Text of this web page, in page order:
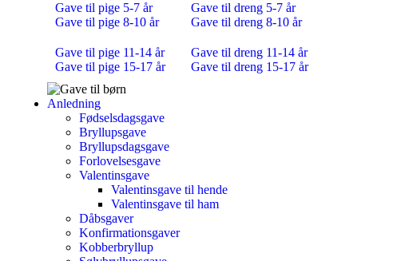
Gave til pige 5-7 år
Gave til pige 8-10 år
Gave til pige 11-14 år
Gave til pige 15-17 år
Gave til dreng 5-7 år
Gave til dreng 8-10 år
Gave til dreng 11-14 år
Gave til dreng 15-17 år
Anledning
Fødselsdagsgave
Bryllupsgave
Bryllupsdagsgave
Forlovelsesgave
Valentinsgave
Valentinsgave til hende
Valentinsgave til ham
Dåbsgaver
Konfirmationsgaver
Kobberbryllup